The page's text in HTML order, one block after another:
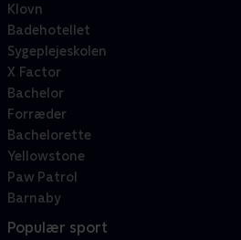
Klovn
Badehotellet
Sygeplejeskolen
X Factor
Bachelor
Forræder
Bachelorette
Yellowstone
Paw Patrol
Barnaby
Populær sport